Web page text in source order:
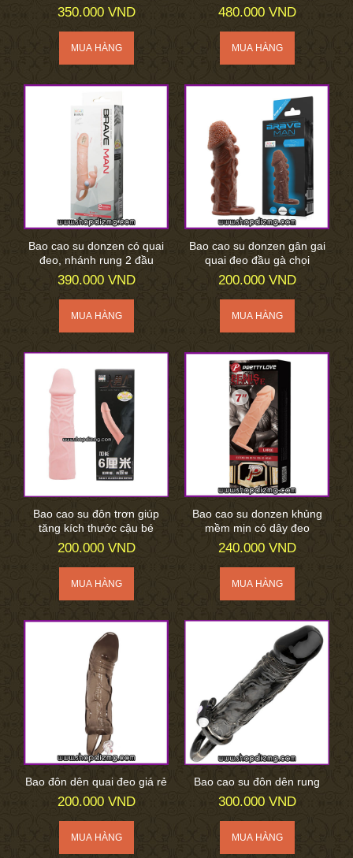
350.000 VND 480.000 VND
Bao cao su donzen có quai
đeo, nhánh rung 2 đầu
390.000 VND
Bao cao su donzen gân gai
quai đeo đầu gà chọi
200.000 VND
Bao cao su đôn trơn giúp
tăng kích thước cậu bé
200.000 VND
Bao cao su donzen khủng
mềm mịn có dây đeo
240.000 VND
Bao đôn dên quai đeo giá rẻ
200.000 VND
Bao cao su đôn dên rung
300.000 VND